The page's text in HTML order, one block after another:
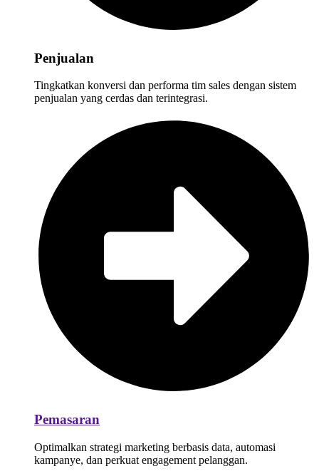
Penjualan
Tingkatkan konversi dan performa tim sales dengan sistem
penjualan yang cerdas dan terintegrasi.
Pemasaran
Optimalkan strategi marketing berbasis data, automasi
kampanye, dan perkuat engagement pelanggan.